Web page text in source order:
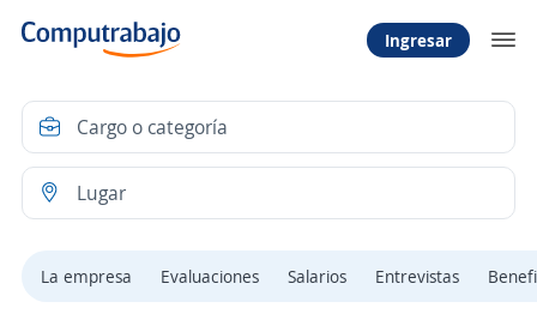
Ingresar
La empresa Evaluaciones Salarios Entrevistas